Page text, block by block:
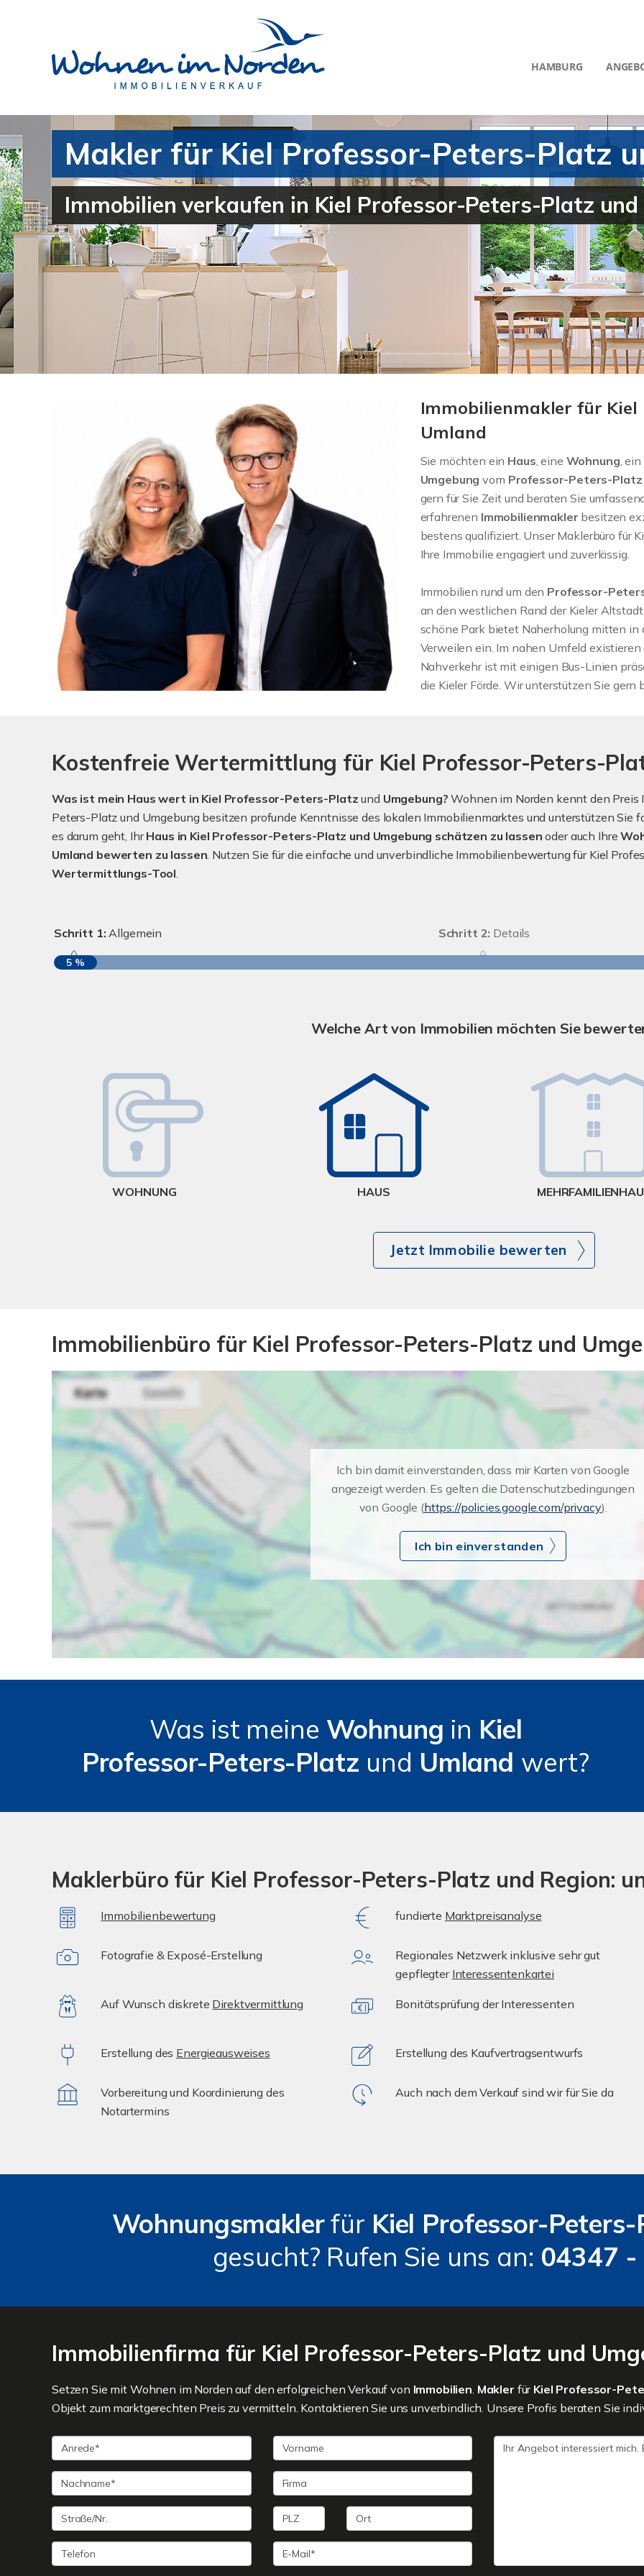
HAMBURG
Makler für Kiel Professor-Peters-Platz
Immobilien verkaufen in Kiel Professor-Peters-Platz
Immobilienmakler für
Umland
Sie möchten ein Haus, eine Wohnung, ein
Umgebungvom Professor-Peters-Platz
gern für Sie Zeit und beraten Sie
erfahrenen Immobilienmakler besitzen
bestens qualifiziert. Unser Maklerbüro für
Ihre Immobilie engagiert und zuverlässig.
Immobilien rund um den Professor-
an den westlichen Rand der Kieler
schöne Park bietet Naherholung mitten in
Verweilen ein. Im nahen Umfeld
Nahverkehr ist mit einigen Bus-Linien
die Kieler Förde. Wir unterstützen Sie
Kostenfreie Wertermittlung für Kiel Professor-Peters-
Was ist mein Haus wert in Kiel Professor-Peters-Platzund Umgebung? Wohnen im Norden kennt den Preis
Peters-Platz und Umgebung besitzen profunde Kenntnisse des lokalen Immobilienmarktes und unterstützen Sie
es darum geht, IhrHaus in Kiel Professor-Peters-Platz und Umgebung schätzen zu lassen oder auch Ihre
Umland bewerten zu lassen. Nutzen Sie für die einfache und unverbindliche Immobilienbewertung für Kiel
Wertermittlungs-Tool.
Schritt 1: Allgemein Schritt 2: Details
5 %
Welche Art von Immobilien möchten Sie
WOHNUNG HAUS
Jetzt Immobilie bewerten
Immobilienbüro für Kiel Professor-Peters-Platz und
Ich bin damit einverstanden, dass mir Karten von Google
angezeigt werden. Es gelten die Datenschutzbedingungen
von Google (https://policies.google.com/privacy).
Ich bin einverstanden
Was ist meine Wohnung in Kiel
Professor-Peters-Platz und Umland wert?
Maklerbüro für Kiel Professor-Peters-Platz und Region:
Immobilienbewertung fundierte Marktpreisanalyse
Fotografie & Exposé-Erstellung
Regionales Netzwerk inklusive sehr gut
gepflegter Interessentenkartei
Auf Wunsch diskrete Direktvermittlung Bonitätsprüfung der Interessenten
Erstellung des Energieausweises Erstellung des Kaufvertragsentwurfs
Vorbereitung und Koordinierung des
Notartermins
Auch nach dem Verkauf sind wir für Sie da
Wohnungsmaklerfür Kiel Professor-
gesucht? Rufen Sie uns an: 04347
Immobilienfirma für Kiel Professor-Peters-Platz und
Setzen Sie mit Wohnen im Norden auf den erfolgreichen Verkauf von Immobilien. Makler für Kiel Professor-
Objekt zum marktgerechten Preis zu vermitteln. Kontaktieren Sie uns unverbindlich. Unsere Profis beraten Sie